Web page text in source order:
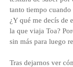
tanto tiempo
¿Y qué me decís de
la que viaja Toa?
sin más para luego
Tras dejarnos ver